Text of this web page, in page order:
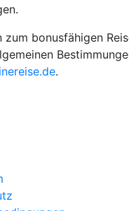
zum bonusfähigen
.